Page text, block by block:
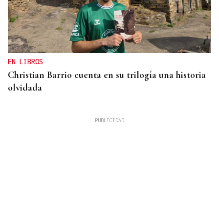
EN LIBROS
Christian Barrio cuenta en su trilogía una historia
olvidada